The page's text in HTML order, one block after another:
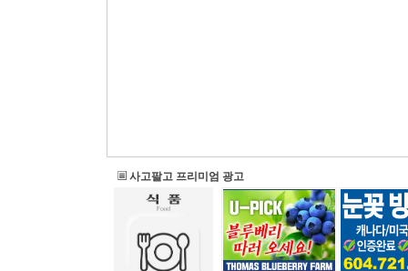
사고팔고 프리미엄 광고